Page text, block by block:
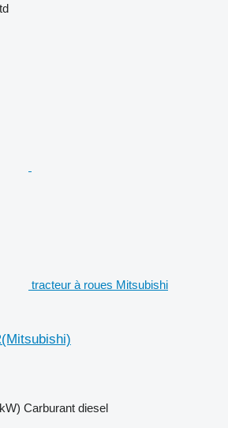
tracteur à roues Mitsubishi
Carburant diesel